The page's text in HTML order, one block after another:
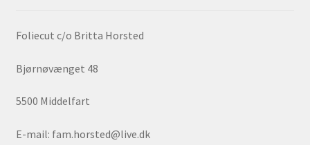
Foliecut c/o Britta Horsted
Bjørnøvænget 48
5500 Middelfart
E-mail: fam.horsted@live.dk